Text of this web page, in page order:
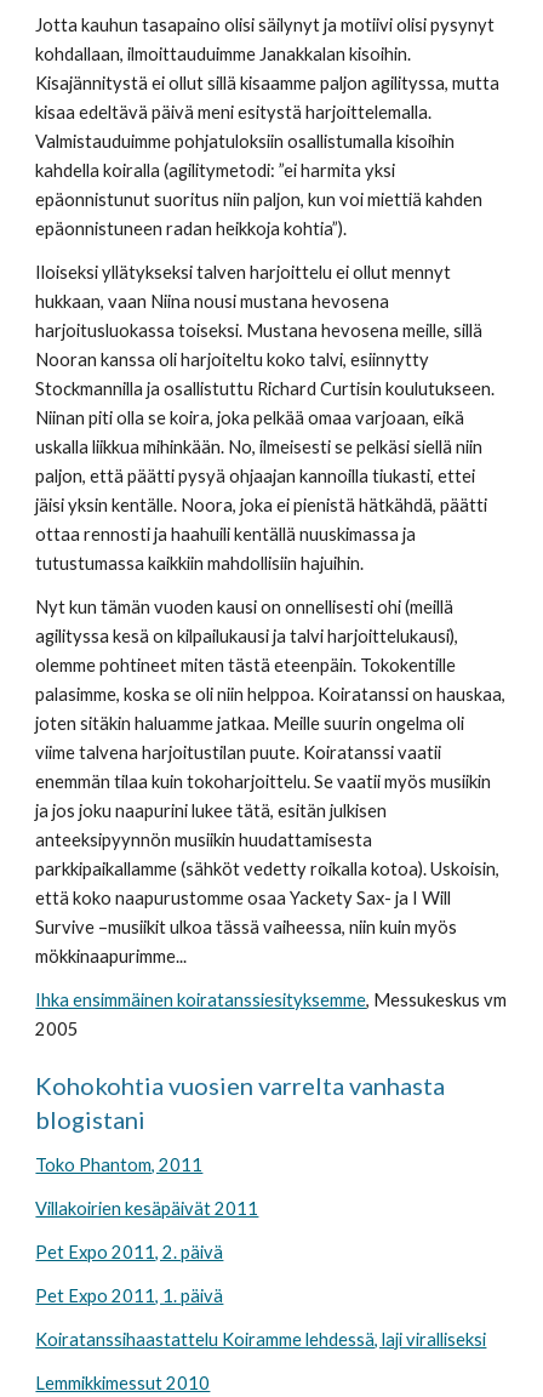
Jotta kauhun tasapaino olisi säilynyt ja motiivi olisi pysynyt
kohdallaan, ilmoittauduimme Janakkalan kisoihin.
Kisajännitystä ei ollut sillä kisaamme paljon agilityssa, mutta
kisaa edeltävä päivä meni esitystä harjoittelemalla.
Valmistauduimme pohjatuloksiin osallistumalla kisoihin
kahdella koiralla (agilitymetodi: ”ei harmita yksi
epäonnistunut suoritus niin paljon, kun voi miettiä kahden
epäonnistuneen radan heikkoja kohtia”).
Iloiseksi yllätykseksi talven harjoittelu ei ollut mennyt
hukkaan, vaan Niina nousi mustana hevosena
harjoitusluokassa toiseksi. Mustana hevosena meille, sillä
Nooran kanssa oli harjoiteltu koko talvi, esiinnytty
Stockmannilla ja osallistuttu Richard Curtisin koulutukseen.
Niinan piti olla se koira, joka pelkää omaa varjoaan, eikä
uskalla liikkua mihinkään. No, ilmeisesti se pelkäsi siellä niin
paljon, että päätti pysyä ohjaajan kannoilla tiukasti, ettei
jäisi yksin kentälle. Noora, joka ei pienistä hätkähdä, päätti
ottaa rennosti ja haahuili kentällä nuuskimassa ja
tutustumassa kaikkiin mahdollisiin hajuihin.
Nyt kun tämän vuoden kausi on onnellisesti ohi (meillä
agilityssa kesä on kilpailukausi ja talvi harjoittelukausi),
olemme pohtineet miten tästä eteenpäin. Tokokentille
palasimme, koska se oli niin helppoa. Koiratanssi on hauskaa,
joten sitäkin haluamme jatkaa. Meille suurin ongelma oli
viime talvena harjoitustilan puute. Koiratanssi vaatii
enemmän tilaa kuin tokoharjoittelu. Se vaatii myös musiikin
ja jos joku naapurini lukee tätä, esitän julkisen
anteeksipyynnön musiikin huudattamisesta
parkkipaikallamme (sähköt vedetty roikalla kotoa). Uskoisin,
että koko naapurustomme osaa Yackety Sax- ja I Will
Survive –musiikit ulkoa tässä vaiheessa, niin kuin myös
mökkinaapurimme...
Ihka ensimmäinen koiratanssiesityksemme, Messukeskus vm
2005
Kohokohtia vuosien varrelta vanhasta
blogistani
Toko Phantom, 2011
Villakoirien kesäpäivät 2011
Pet Expo 2011, 2. päivä
Pet Expo 2011, 1. päivä
Koiratanssihaastattelu Koiramme lehdessä, laji viralliseksi
Lemmikkimessut 2010